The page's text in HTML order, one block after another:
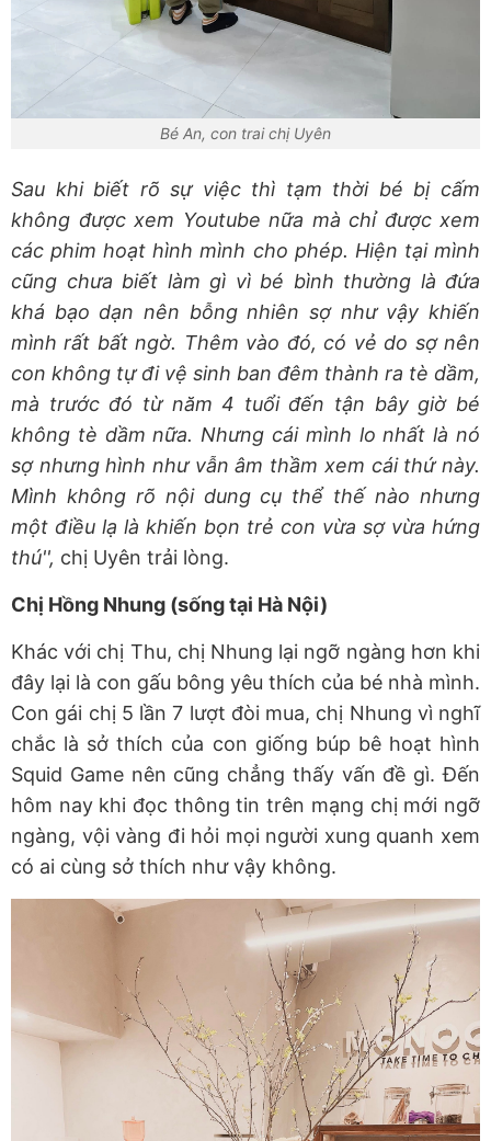
Bé An, con trai chị Uyên
Sau khi biết rõ sự việc thì tạm thời bé bị cấm
không được xem Youtube nữa mà chỉ được xem
các phim hoạt hình mình cho phép. Hiện tại mình
cũng chưa biết làm gì vì bé bình thường là đứa
khá bạo dạn nên bỗng nhiên sợ như vậy khiến
mình rất bất ngờ. Thêm vào đó, có vẻ do sợ nên
con không tự đi vệ sinh ban đêm thành ra tè dầm,
mà trước đó từ năm 4 tuổi đến tận bây giờ bé
không tè dầm nữa. Nhưng cái mình lo nhất là nó
sợ nhưng hình như vẫn âm thầm xem cái thứ này.
Mình không rõ nội dung cụ thể thế nào nhưng
một điều lạ là khiến bọn trẻ con vừa sợ vừa hứng
thú'', chị Uyên trải lòng.
Chị Hồng Nhung (sống tại Hà Nội)
Khác với chị Thu, chị Nhung lại ngỡ ngàng hơn khi
đây lại là con gấu bông yêu thích của bé nhà mình.
Con gái chị 5 lần 7 lượt đòi mua, chị Nhung vì nghĩ
chắc là sở thích của con giống búp bê hoạt hình
Squid Game nên cũng chẳng thấy vấn đề gì. Đến
hôm nay khi đọc thông tin trên mạng chị mới ngỡ
ngàng, vội vàng đi hỏi mọi người xung quanh xem
có ai cùng sở thích như vậy không.